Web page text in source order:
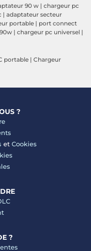
90 w | chargeur pc
| adaptateur secteur
portable | port connect
| chargeur pc universel |
portable | Chargeur
?
et Cookies
?